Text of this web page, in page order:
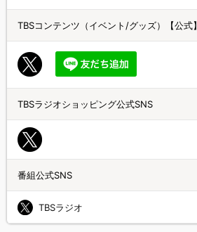
TBSコンテンツ（イベント/グッズ）【公式】
TBSラジオショッピング公式SNS
番組公式SNS
TBSラジオ